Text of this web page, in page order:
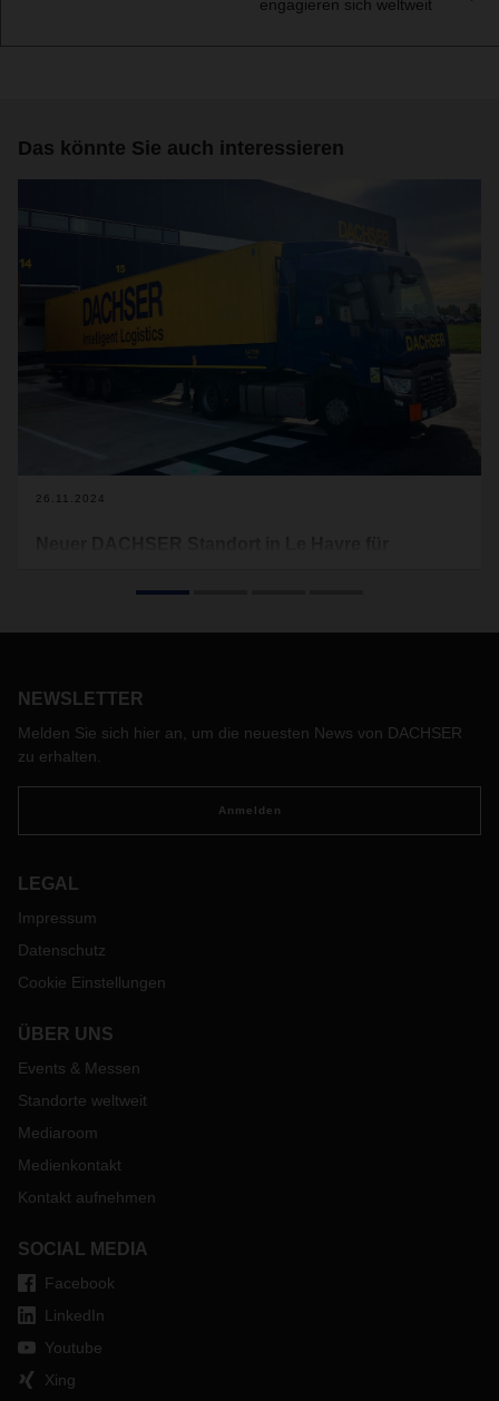
engagieren sich weltweit
Das könnte Sie auch interessieren
26.11.2024
Havre eine neue Logistikanlage in Betrieb genommen. Der
Nahe des größten Frachthafen Frankreichs.
NEWSLETTER
Melden Sie sich hier an, um die neuesten News von DACHSER
zu erhalten.
Anmelden
LEGAL
Impressum
Datenschutz
Cookie Einstellungen
ÜBER UNS
Events & Messen
Standorte weltweit
Mediaroom
Medienkontakt
Kontakt aufnehmen
SOCIAL MEDIA
Facebook
LinkedIn
Youtube
Xing